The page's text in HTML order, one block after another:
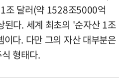
조 달러(약 1528조5000억
된다. 세계 최초의 '순자산 1조
다. 다만 그의 자산 대부분은
형태다.